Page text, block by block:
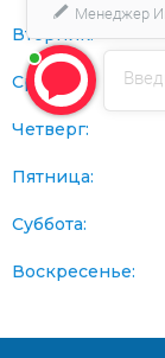
Вторник:
Среда:
Четверг:
Пятница:
Суббота:
Воскресенье:
Менеджер